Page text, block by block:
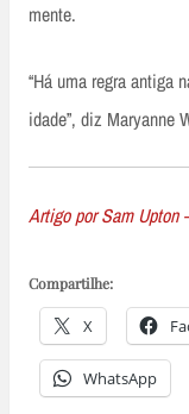
mente.
“Há uma regra antiga
idade”, diz Maryanne
Artigo por Sam Upton
Compartilhe:
X
WhatsApp